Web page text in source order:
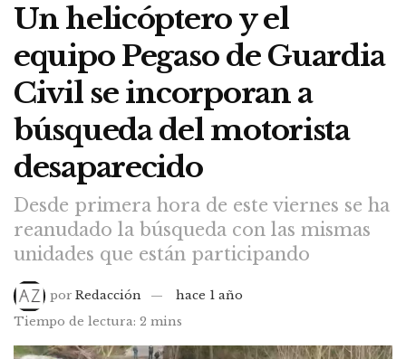
Un helicóptero y el
equipo Pegaso de Guardia
Civil se incorporan a
búsqueda del motorista
desaparecido
Desde primera hora de este viernes se ha
reanudado la búsqueda con las mismas
unidades que están participando
por Redacción
hace 1 año
Tiempo de lectura: 2 mins